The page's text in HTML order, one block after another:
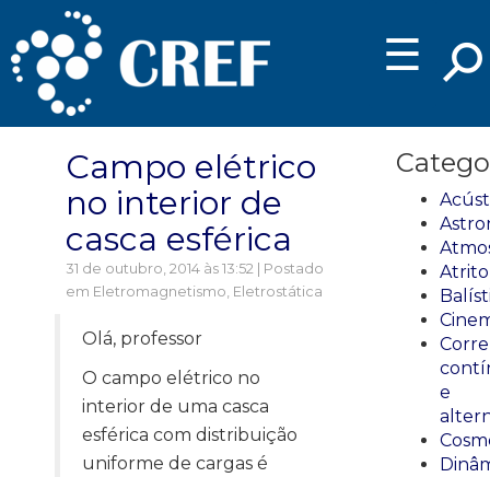
☰
Campo elétrico
no interior de
casca esférica
31 de outubro, 2014 às 13:52 | Postado
em Eletromagnetismo, Eletrostática
Olá, professor
O campo elétrico no
interior de uma casca
esférica com distribuição
uniforme de cargas é
Atrito
e